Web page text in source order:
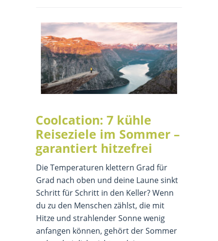
Coolcation: 7 kühle
Reiseziele im Sommer –
garantiert hitzefrei
Die Temperaturen klettern Grad für
Grad nach oben und deine Laune sinkt
Schritt für Schritt in den Keller? Wenn
du zu den Menschen zählst, die mit
Hitze und strahlender Sonne wenig
anfangen können, gehört der Sommer